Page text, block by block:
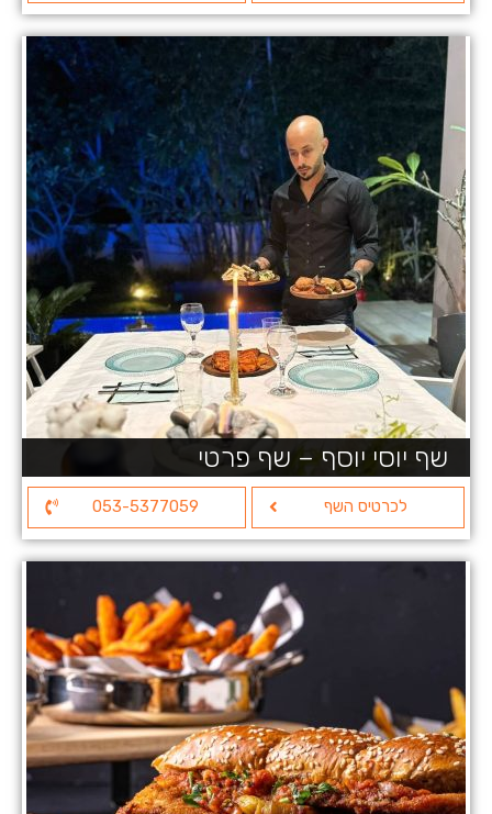
שף יוסי יוסף – שף פרטי
לכרטיס השף 053-5377059